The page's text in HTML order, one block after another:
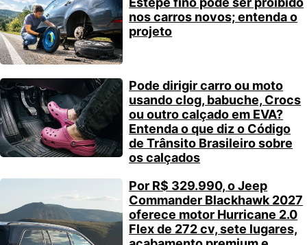
nos carros novos; entenda o
projeto
Pode dirigir carro ou moto
usando clog, babuche, Crocs
ou outro calçado em EVA?
Entenda o que diz o Código
de Trânsito Brasileiro sobre
os calçados
Por R$ 329.990, o Jeep
Commander Blackhawk 2027
oferece motor Hurricane 2.0
Flex de 272 cv, sete lugares,